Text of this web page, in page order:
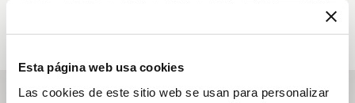
Esta página web usa cookies
Las cookies de este sitio web se usan para personalizar